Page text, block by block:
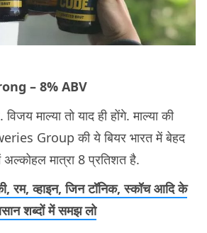
– 8% ABV
माल्या तो याद ही होंगे. माल्या की
Group की ये बियर भारत में बेहद
मात्रा 8 प्रतिशत है.
रम, व्हाइन, जिन टॉनिक, स्कॉच आदि के
शब्दों में समझ लो